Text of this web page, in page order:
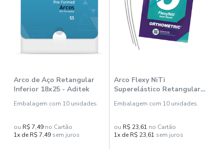
Arco de Aço Retangular
Inferior 18x25 - Aditek
Embalagem com 10 unidades.
ou R$ 7,49 no Cartão
1x de R$ 7,49 sem juros
Arco Flexy NiTi
Superelástico Retangular
Orthometric
Embalagem com 10 unidades.
ou R$ 23,61 no Cartão
1x de R$ 23,61 sem juros